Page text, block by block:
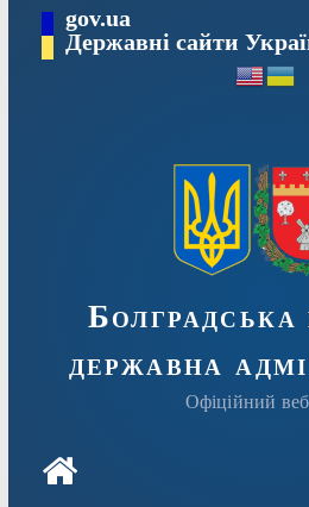
Перейтиgov.ua
Державні сайти
Болградська
державна
Офіційний